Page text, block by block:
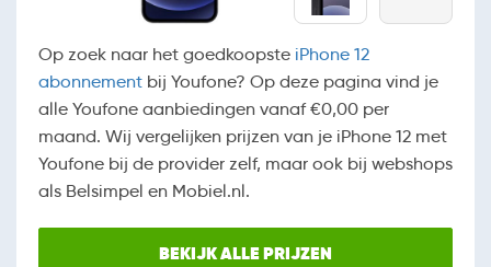
Op zoek naar het goedkoopste iPhone 12
abonnement bij Youfone? Op deze pagina vind je
alle Youfone aanbiedingen vanaf €0,00 per
maand. Wij vergelijken prijzen van je iPhone 12 met
Youfone bij de provider zelf, maar ook bij webshops
als Belsimpel en Mobiel.nl.
BEKIJK ALLE PRIJZEN